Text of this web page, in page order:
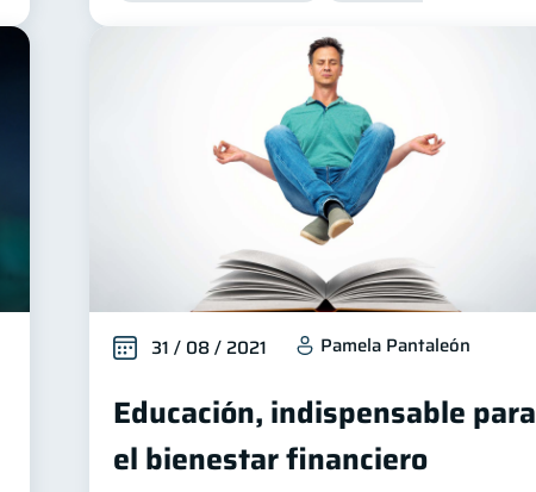
31 / 08 / 2021 Pamela Pantaleón
Educación, indispensable para
el bienestar financiero